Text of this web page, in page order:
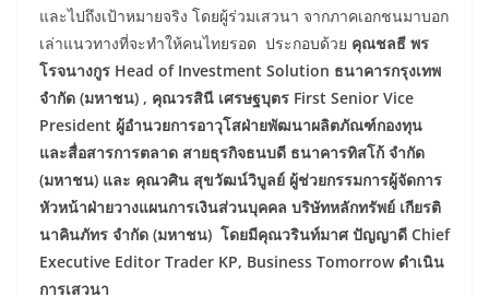
และไปถึงเป้าหมายจริง โดยผู้ร่วมเสวนา จากภาคเอกชนมาบอก
เล่าแนวทางที่จะทำให้คนไทยรอด ประกอบด้วย คุณชลธี พร
โรจนางกูร Head of Investment Solution ธนาคารกรุงเทพ
จำกัด (มหาชน) , คุณวรสินี เศรษฐบุตร First Senior Vice
President ผู้อำนวยการอาวุโสฝ่ายพัฒนาผลิตภัณฑ์กองทุน
และสื่อสารการตลาด สายธุรกิจธนบดี ธนาคารทิสโก้ จำกัด
(มหาชน) และ คุณวศิน สุขวัฒน์วิบูลย์ ผู้ช่วยกรรมการผู้จัดการ
หัวหน้าฝ่ายวางแผนการเงินส่วนบุคคล บริษัทหลักทรัพย์ เกียรติ
นาคินภัทร จำกัด (มหาชน) โดยมีคุณวรินท์มาศ ปัญญาดี Chief
Executive Editor Trader KP, Business Tomorrow ดำเนิน
การเสวนา